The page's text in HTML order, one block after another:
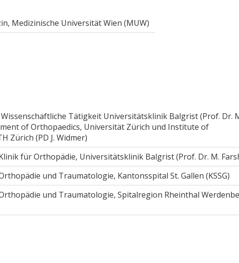
Medizinische Universität Wien (MUW)
Wissenschaftliche Tätigkeit Universitätsklinik Balgrist (Prof. Dr.
of Orthopaedics, Universität Zürich und Institute of
Zürich (PD J. Widmer)
für Orthopädie, Universitätsklinik Balgrist (Prof. Dr. M.
und Traumatologie, Kantonsspital St. Gallen (KSSG)
und Traumatologie, Spitalregion Rheinthal